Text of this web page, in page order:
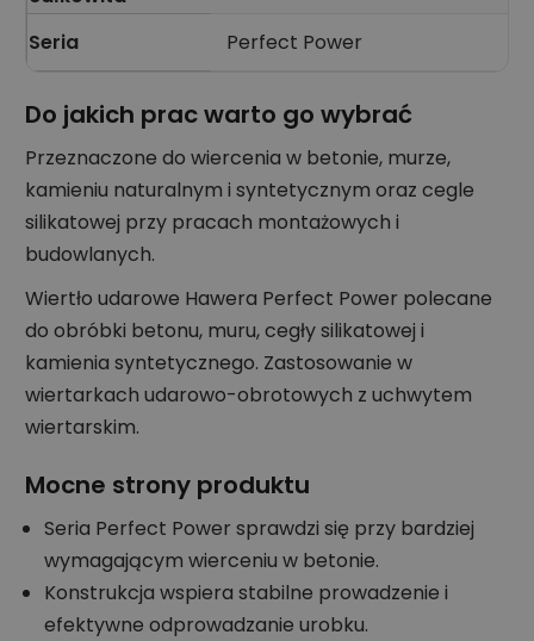
Seria
Perfect Power
Do jakich prac warto go wybrać
Przeznaczone do wiercenia w betonie, murze,
kamieniu naturalnym i syntetycznym oraz cegle
silikatowej przy pracach montażowych i
budowlanych.
Wiertło udarowe Hawera Perfect Power polecane
do obróbki betonu, muru, cegły silikatowej i
kamienia syntetycznego. Zastosowanie w
wiertarkach udarowo-obrotowych z uchwytem
wiertarskim.
Mocne strony produktu
Seria Perfect Power sprawdzi się przy bardziej
wymagającym wierceniu w betonie.
Konstrukcja wspiera stabilne prowadzenie i
efektywne odprowadzanie urobku.